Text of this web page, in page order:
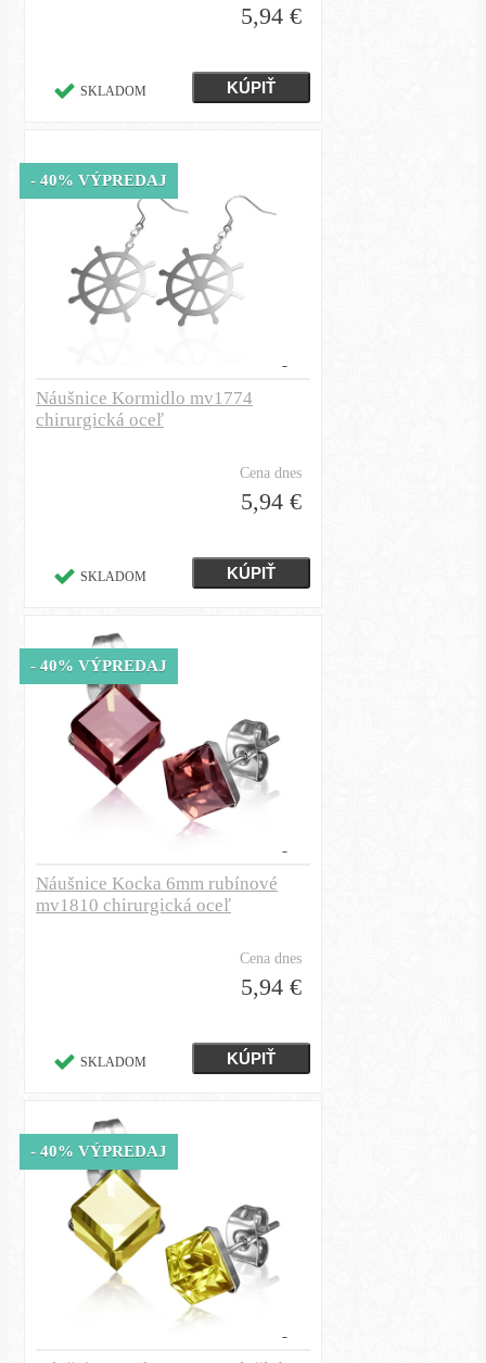
5,94 €
SKLADOM
Náušnice Kormidlo mv1774
chirurgická oceľ
Cena dnes
5,94 €
SKLADOM
- 40% VÝPREDAJ
Náušnice Kocka 6mm rubínové
mv1810 chirurgická oceľ
Cena dnes
5,94 €
SKLADOM
- 40% VÝPREDAJ
- 40% VÝPREDAJ